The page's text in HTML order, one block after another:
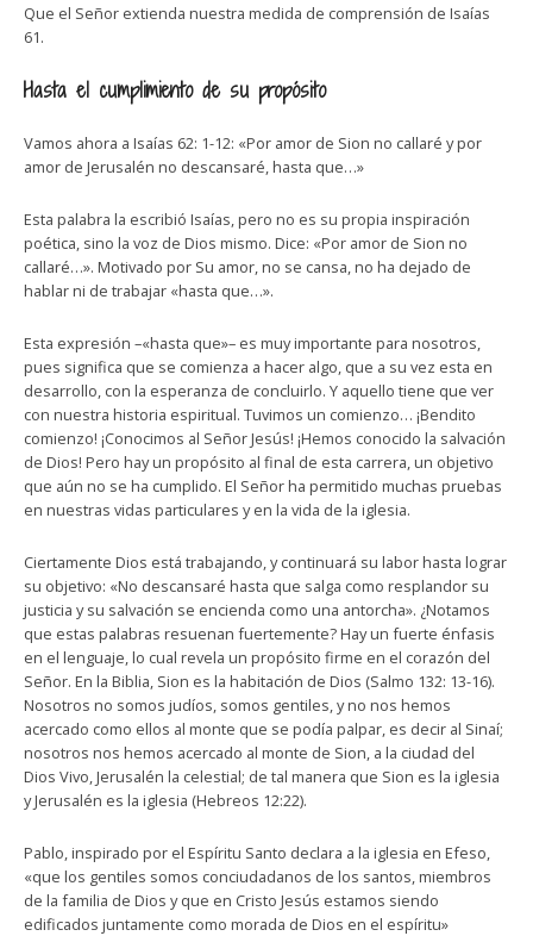
Que el Señor extienda nuestra medida de comprensión de Isaías
61.
Hasta el cumplimiento de su propósito
Vamos ahora a Isaías 62: 1-12: «Por amor de Sion no callaré y por
amor de Jerusalén no descansaré, hasta que…»
Esta palabra la escribió Isaías, pero no es su propia inspiración
poética, sino la voz de Dios mismo. Dice: «Por amor de Sion no
callaré…». Motivado por Su amor, no se cansa, no ha dejado de
hablar ni de trabajar «hasta que…».
Esta expresión –«hasta que»– es muy importante para nosotros,
pues significa que se comienza a hacer algo, que a su vez esta en
desarrollo, con la esperanza de concluirlo. Y aquello tiene que ver
con nuestra historia espiritual. Tuvimos un comienzo… ¡Bendito
comienzo! ¡Conocimos al Señor Jesús! ¡Hemos conocido la salvación
de Dios! Pero hay un propósito al final de esta carrera, un objetivo
que aún no se ha cumplido. El Señor ha permitido muchas pruebas
en nuestras vidas particulares y en la vida de la iglesia.
Ciertamente Dios está trabajando, y continuará su labor hasta lograr
su objetivo: «No descansaré hasta que salga como resplandor su
justicia y su salvación se encienda como una antorcha». ¿Notamos
que estas palabras resuenan fuertemente? Hay un fuerte énfasis
en el lenguaje, lo cual revela un propósito firme en el corazón del
Señor. En la Biblia, Sion es la habitación de Dios (Salmo 132: 13-16).
Nosotros no somos judíos, somos gentiles, y no nos hemos
acercado como ellos al monte que se podía palpar, es decir al Sinaí;
nosotros nos hemos acercado al monte de Sion, a la ciudad del
Dios Vivo, Jerusalén la celestial; de tal manera que Sion es la iglesia
y Jerusalén es la iglesia (Hebreos 12:22).
Pablo, inspirado por el Espíritu Santo declara a la iglesia en Efeso,
«que los gentiles somos conciudadanos de los santos, miembros
de la familia de Dios y que en Cristo Jesús estamos siendo
edificados juntamente como morada de Dios en el espíritu»